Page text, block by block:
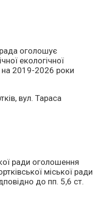
рада оголошує
екологічної
на 2019-2026 роки
вул. Тараса
ради оголошення
міської ради
до пп. 5,6 ст.